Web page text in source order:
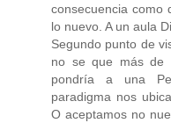
consecuencia como
lo nuevo. A un aula
Segundo punto de
no se que más de
pondría a una
paradigma nos
O aceptamos no